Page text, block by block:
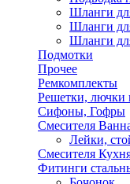
Шланги
Шланги
Шланги
Подмотки
Прочее
Ремкомплекты
Решетки, лючки
Сифоны, Гофры
Смесителя
Лейки,
Смесителя
Фитинги